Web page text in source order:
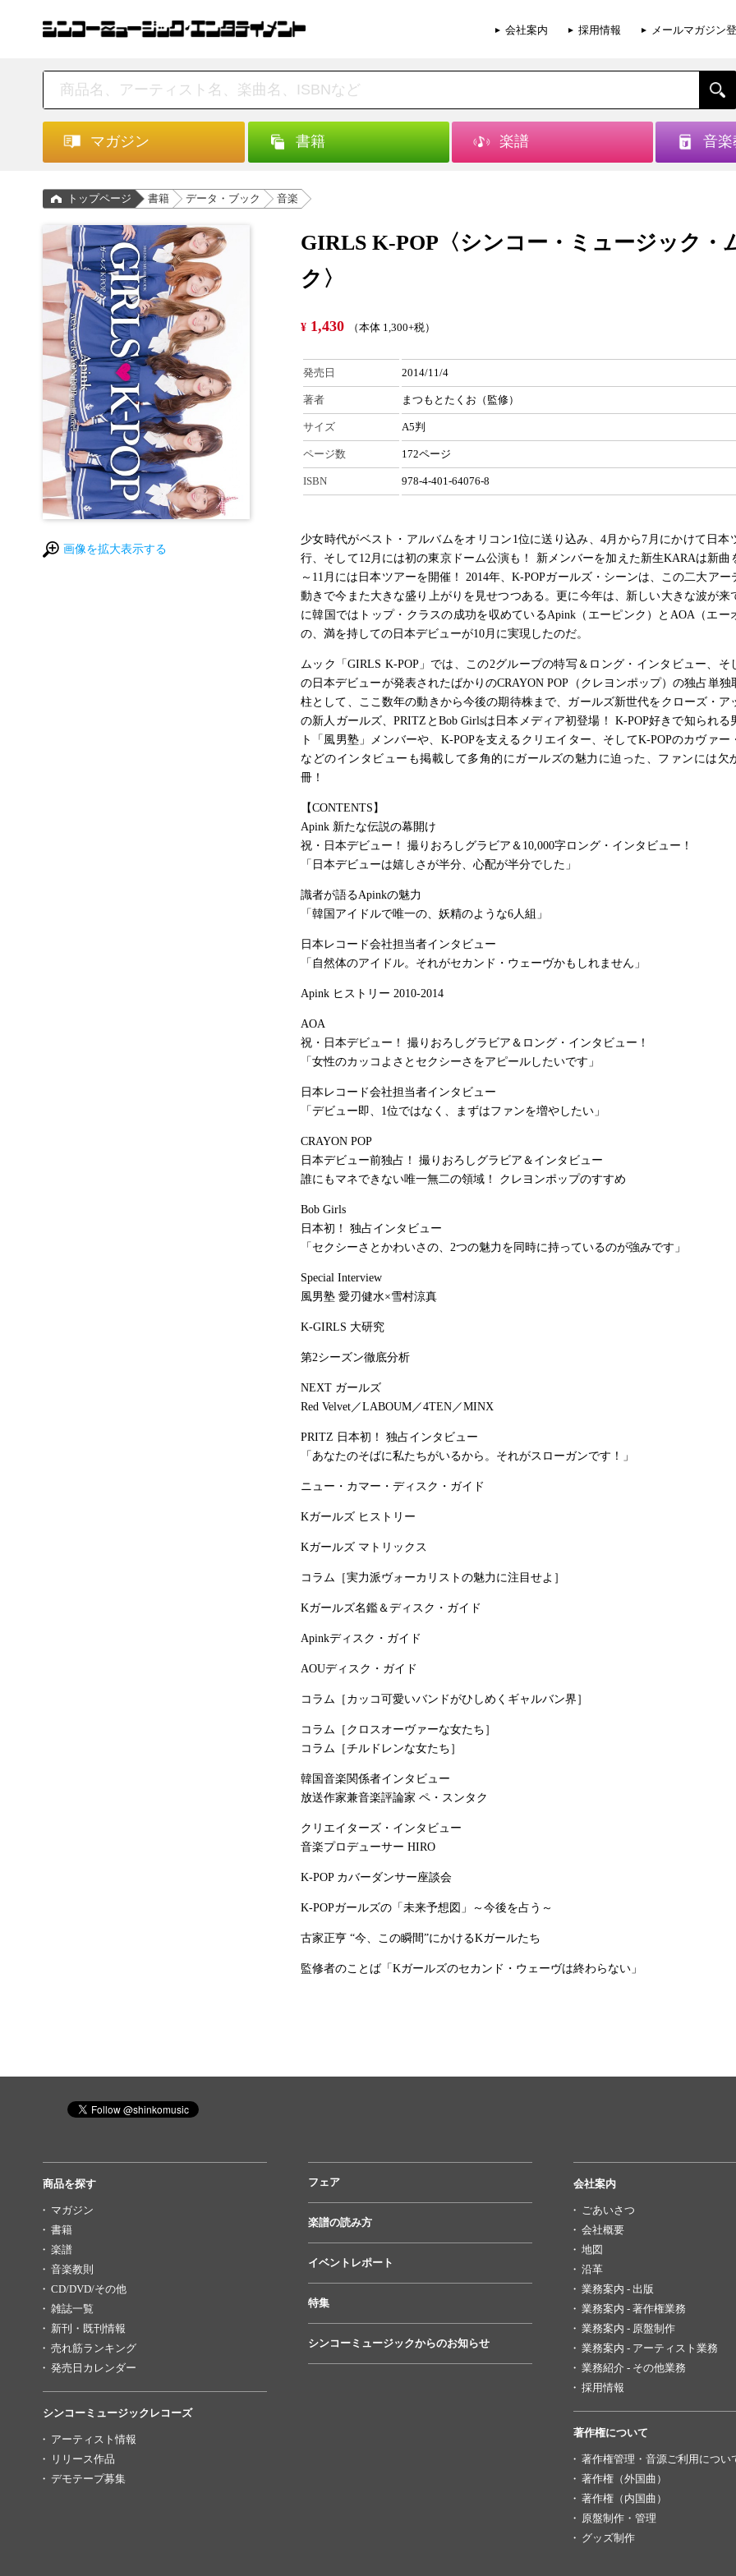
会社案内 採用情報 メールマガジン
マガジン 書籍 楽譜 音楽
トップページ 書籍 データ・ブック 音楽
画像を拡大表示する
GIRLS K-POP〈シンコー・ミュージック・
ク〉
¥ 1,430 （本体 1,300+税）
発売日 2014/11/4
著者 まつもとたくお（監修）
サイズ A5判
ページ数 172ページ
ISBN 978-4-401-64076-8
少女時代がベスト・アルバムをオリコン1位に送り込み、4月から7月にかけて日本
行、そして12月には初の東京ドーム公演も！ 新メンバーを加えた新生KARAは新曲
～11月には日本ツアーを開催！ 2014年、K-POPガールズ・シーンは、この二大アー
動きで今また大きな盛り上がりを見せつつある。更に今年は、新しい大きな波が来
に韓国ではトップ・クラスの成功を収めているApink（エーピンク）とAOA（エー
の、満を持しての日本デビューが10月に実現したのだ。
ムック「GIRLS K-POP」では、この2グループの特写＆ロング・インタビュー、そ
の日本デビューが発表されたばかりのCRAYON POP（クレヨンポップ）の独占単独
柱として、ここ数年の動きから今後の期待株まで、ガールズ新世代をクローズ・ア
の新人ガールズ、PRITZとBob Girlsは日本メディア初登場！ K-POP好きで知られる
ト「風男塾」メンバーや、K-POPを支えるクリエイター、そしてK-POPのカヴァー
などのインタビューも掲載して多角的にガールズの魅力に迫った、ファンには欠
冊！
【CONTENTS】
Apink 新たな伝説の幕開け
祝・日本デビュー！ 撮りおろしグラビア＆10,000字ロング・インタビュー！
「日本デビューは嬉しさが半分、心配が半分でした」
識者が語るApinkの魅力
「韓国アイドルで唯一の、妖精のような6人組」
日本レコード会社担当者インタビュー
「自然体のアイドル。それがセカンド・ウェーヴかもしれません」
Apink ヒストリー 2010-2014
AOA
祝・日本デビュー！ 撮りおろしグラビア＆ロング・インタビュー！
「女性のカッコよさとセクシーさをアピールしたいです」
日本レコード会社担当者インタビュー
「デビュー即、1位ではなく、まずはファンを増やしたい」
CRAYON POP
日本デビュー前独占！ 撮りおろしグラビア＆インタビュー
誰にもマネできない唯一無二の領域！ クレヨンポップのすすめ
Bob Girls
日本初！ 独占インタビュー
「セクシーさとかわいさの、2つの魅力を同時に持っているのが強みです」
Special Interview
風男塾 愛刃健水×雪村涼真
K-GIRLS 大研究
第2シーズン徹底分析
NEXT ガールズ
Red Velvet／LABOUM／4TEN／MINX
PRITZ 日本初！ 独占インタビュー
「あなたのそばに私たちがいるから。それがスローガンです！」
ニュー・カマー・ディスク・ガイド
Kガールズ ヒストリー
Kガールズ マトリックス
コラム［実力派ヴォーカリストの魅力に注目せよ］
Kガールズ名鑑＆ディスク・ガイド
Apinkディスク・ガイド
AOUディスク・ガイド
コラム［カッコ可愛いバンドがひしめくギャルバン界］
コラム［クロスオーヴァーな女たち］
コラム［チルドレンな女たち］
韓国音楽関係者インタビュー
放送作家兼音楽評論家 ペ・スンタク
クリエイターズ・インタビュー
音楽プロデューサー HIRO
K-POP カバーダンサー座談会
K-POPガールズの「未来予想図」～今後を占う～
古家正亨 “今、この瞬間”にかけるKガールたち
監修者のことば「Kガールズのセカンド・ウェーヴは終わらない」
商品を探す
マガジン
書籍
楽譜
音楽教則
CD/DVD/その他
雑誌一覧
新刊・既刊情報
売れ筋ランキング
発売日カレンダー
シンコーミュージックレコーズ
アーティスト情報
リリース作品
デモテープ募集
フェア
楽譜の読み方
イベントレポート
特集
シンコーミュージックからのお知らせ
会社案内
ごあいさつ
会社概要
地図
沿革
業務案内 - 出版
業務案内 - 著作権業務
業務案内 - 原盤制作
業務案内 - アーティスト業務
業務紹介 - その他業務
採用情報
著作権について
著作権管理・音源ご利用につい
著作権（外国曲）
著作権（内国曲）
原盤制作・管理
グッズ制作